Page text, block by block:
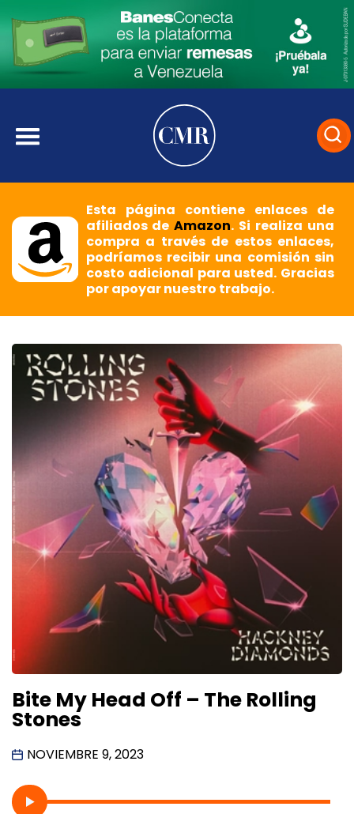
Esta página contiene enlaces de
afiliados deAmazon. Si realiza una
compra a través de estos enlaces,
podríamos recibir una comisión sin
costo adicional para usted. Gracias
por apoyar nuestro trabajo.
Bite My Head Off – The Rolling
Stones
NOVIEMBRE 9, 2023